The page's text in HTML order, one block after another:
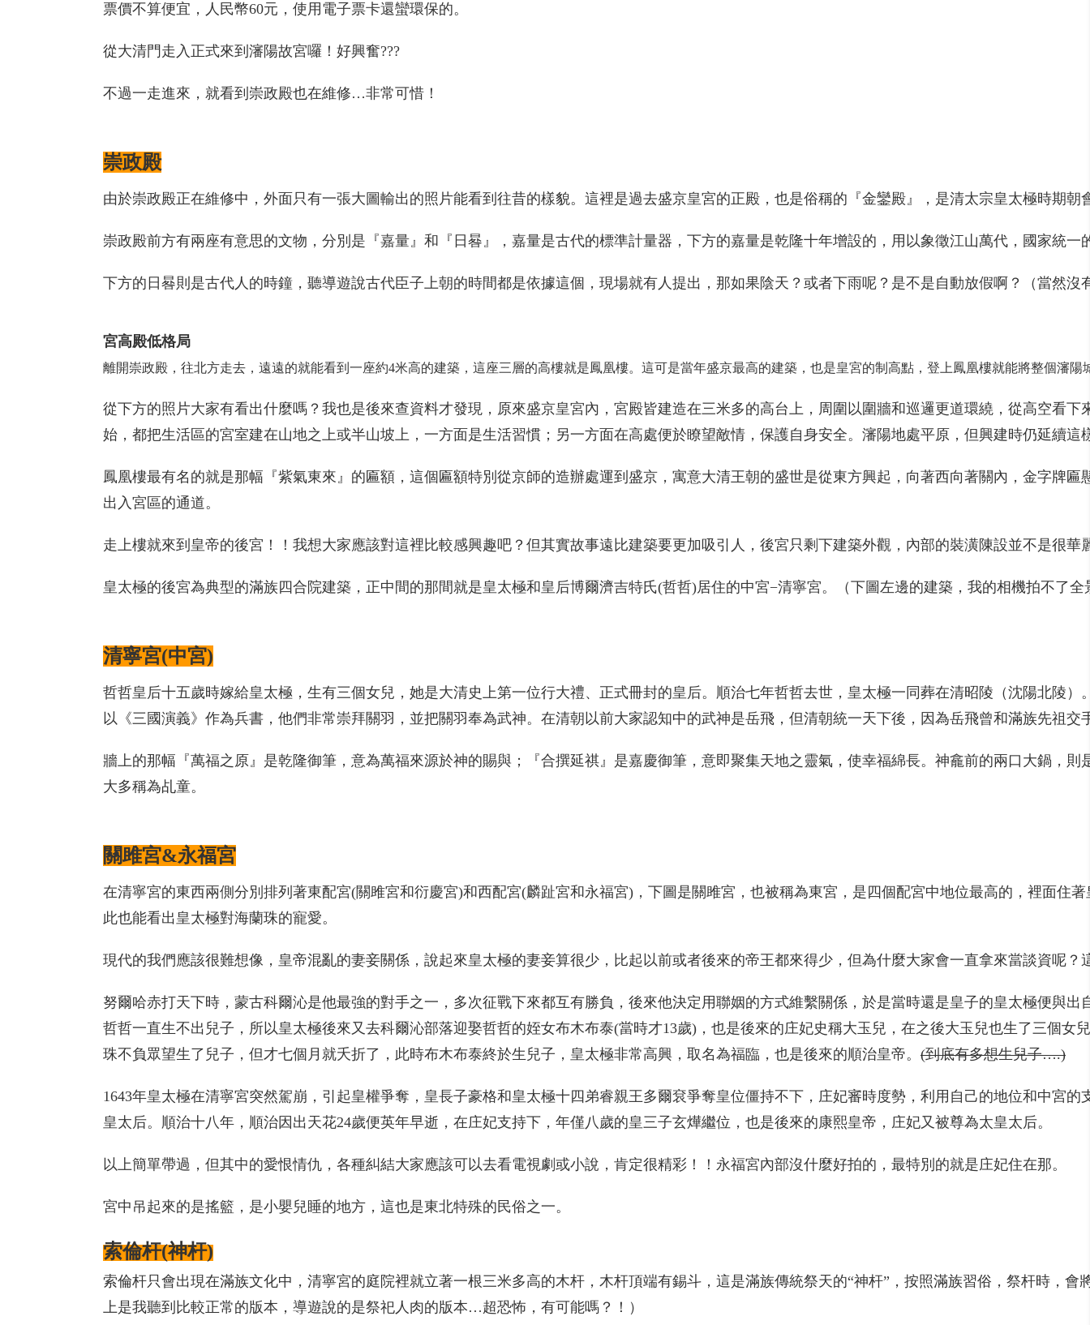
票價不算便宜，人民幣60元，使用電子票卡還蠻環保的。
從大清門走入正式來到瀋陽故宮囉！好興奮???
不過一走進來，就看到崇政殿也在維修…非常可惜！
崇政殿
由於崇政殿正在維修中，外面只有一張大圖輸出的照片能看到往昔的樣貌。這裡是過去盛京皇宮的正殿，也是俗稱的『金鑾殿』，是清太宗皇太極時期
崇政殿前方有兩座有意思的文物，分別是『嘉量』和『日晷』，嘉量是古代的標準計量器，下方的嘉量是乾隆十年增設的，用以象徵江山萬代，國家統一
下方的日晷則是古代人的時鐘，聽導遊說古代臣子上朝的時間都是依據這個，現場就有人提出，那如果陰天？或者下雨呢？是不是自動放假啊？（當然沒
宮高殿低格局
離開崇政殿，往北方走去，遠遠的就能看到一座約4米高的建築，這座三層的高樓就是鳳凰樓。這可是當年盛京最高的建築，也是皇宮的制高點，登上鳳凰樓就能將整個瀋陽
從下方的照片大家有看出什麼嗎？我也是後來查資料才發現，原來盛京皇宮內，宮殿皆建造在三米多的高台上，周圍以圍牆和巡邏更道環繞，從高空看
始，都把生活區的宮室建在山地之上或半山坡上，一方面是生活習慣；另一方面在高處便於瞭望敵情，保護自身安全。瀋陽地處平原，但興建時仍延續
鳳凰樓最有名的就是那幅『紫氣東來』的匾額，這個匾額特別從京師的造辦處運到盛京，寓意大清王朝的盛世是從東方興起，向著西向著關內，金字牌
出入宮區的通道。
走上樓就來到皇帝的後宮！！我想大家應該對這裡比較感興趣吧？但其實故事遠比建築要更加吸引人，後宮只剩下建築外觀，內部的裝潢陳設並不是很
皇太極的後宮為典型的滿族四合院建築，正中間的那間就是皇太極和皇后博爾濟吉特氏(哲哲)居住的中宮−清寧宮。（下圖左邊的建築，我的相機拍不了
清寧宮(中宮)
哲哲皇后十五歲時嫁給皇太極，生有三個女兒，她是大清史上第一位行大禮、正式冊封的皇后。順治七年哲哲去世，皇太極一同葬在清昭陵（沈陽北陵
以《三國演義》作為兵書，他們非常崇拜關羽，並把關羽奉為武神。在清朝以前大家認知中的武神是岳飛，但清朝統一天下後，因為岳飛曾和滿族先祖
牆上的那幅『萬福之原』是乾隆御筆，意為萬福來源於神的賜與；『合撰延祺』是嘉慶御筆，意即聚集天地之靈氣，使幸福綿長。神龕前的兩口大鍋，
大多稱為乩童。
關雎宮&永福宮
在清寧宮的東西兩側分別排列著東配宮(關雎宮和衍慶宮)和西配宮(麟趾宮和永福宮)，下圖是關雎宮，也被稱為東宮，是四個配宮中地位最高的，裡面住
此也能看出皇太極對海蘭珠的寵愛。
現代的我們應該很難想像，皇帝混亂的妻妾關係，說起來皇太極的妻妾算很少，比起以前或者後來的帝王都來得少，但為什麼大家會一直拿來當談資呢
努爾哈赤打天下時，蒙古科爾沁是他最強的對手之一，多次征戰下來都互有勝負，後來他決定用聯姻的方式維繫關係，於是當時還是皇子的皇太極便與
哲哲一直生不出兒子，所以皇太極後來又去科爾沁部落迎娶哲哲的姪女布木布泰(當時才13歲)，也是後來的庄妃史稱大玉兒，在之後大玉兒也生了三個
珠不負眾望生了兒子，但才七個月就夭折了，此時布木布泰終於生兒子，皇太極非常高興，取名為福臨，也是後來的順治皇帝。 (到底有多想生兒子….)
1643年皇太極在清寧宮突然駕崩，引起皇權爭奪，皇長子豪格和皇太極十四弟睿親王多爾袞爭奪皇位僵持不下，庄妃審時度勢，利用自己的地位和中宮
皇太后。順治十八年，順治因出天花24歲便英年早逝，在庄妃支持下，年僅八歲的皇三子玄燁繼位，也是後來的康熙皇帝，庄妃又被尊為太皇太后。
以上簡單帶過，但其中的愛恨情仇，各種糾結大家應該可以去看電視劇或小說，肯定很精彩！！永福宮內部沒什麼好拍的，最特別的就是庄妃住在那。
宮中吊起來的是搖籃，是小嬰兒睡的地方，這也是東北特殊的民俗之一。
索倫杆(神杆)
索倫杆只會出現在滿族文化中，清寧宮的庭院裡就立著一根三米多高的木杆，木杆頂端有錫斗，這是滿族傳統祭天的“神杆”，按照滿族習俗，祭杆時，
上是我聽到比較正常的版本，導遊說的是祭祀人肉的版本…超恐怖，有可能嗎？！）